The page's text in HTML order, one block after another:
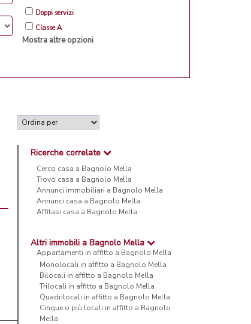
Doppi servizi
Classe A
Mostra altre opzioni
Ricerche correlate
Cerco casa a Bagnolo Mella
Trovo casa a Bagnolo Mella
Annunci immobiliari a Bagnolo Mella
Annunci casa a Bagnolo Mella
Affitasi casa a Bagnolo Mella
Altri immobili a Bagnolo Mella
Appartamenti in affitto a Bagnolo Mella
Monolocali in affitto a Bagnolo Mella
Bilocali in affitto a Bagnolo Mella
Trilocali in affitto a Bagnolo Mella
Quadrilocali in affitto a Bagnolo Mella
Cinque o più locali in affitto a Bagnolo
Mella